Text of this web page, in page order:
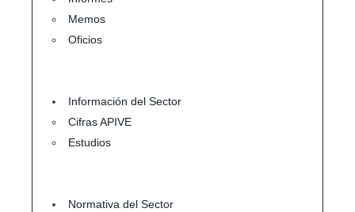
Memos
Oficios
Información del Sector
Cifras APIVE
Estudios
Normativa del Sector